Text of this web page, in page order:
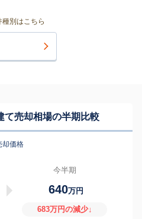
種別はこちら
て売却相場の半期比較
却価格
今半期
640万円
683万円の減少↓